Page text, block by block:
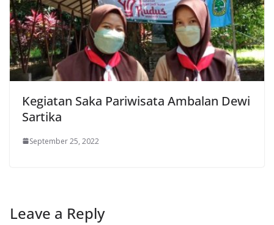
Kegiatan Saka Pariwisata Ambalan Dewi
Sartika
September 25, 2022
Leave a Reply